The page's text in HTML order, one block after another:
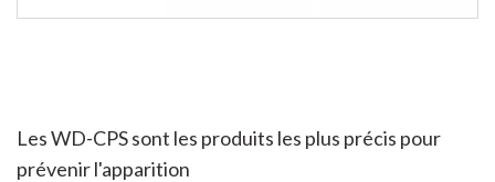
Les WD-CPS sont les produits les plus précis pour
prévenir l'apparition